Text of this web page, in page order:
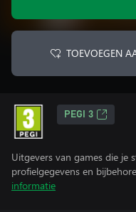
TOEVOEGEN
PEGI 3
Uitgevers van games die je
profielgegevens en
informatie